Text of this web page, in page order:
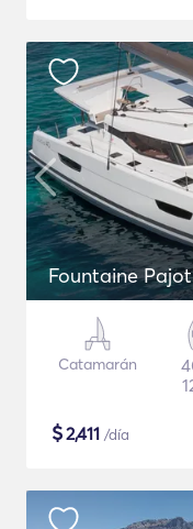
Fountaine
Catamarán
$2,411 /día